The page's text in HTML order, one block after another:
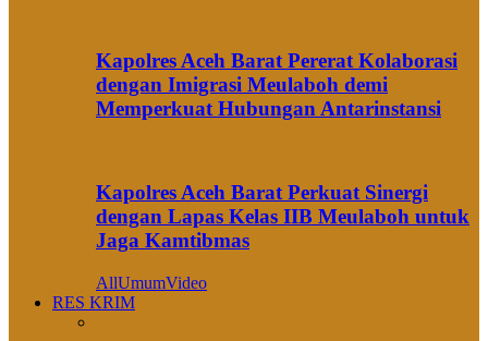
Kapolres Aceh Barat Pererat Kolaborasi
dengan Imigrasi Meulaboh demi
Memperkuat Hubungan Antarinstansi
Kapolres Aceh Barat Perkuat Sinergi
dengan Lapas Kelas IIB Meulaboh untuk
Jaga Kamtibmas
AllUmumVideo
RES KRIM